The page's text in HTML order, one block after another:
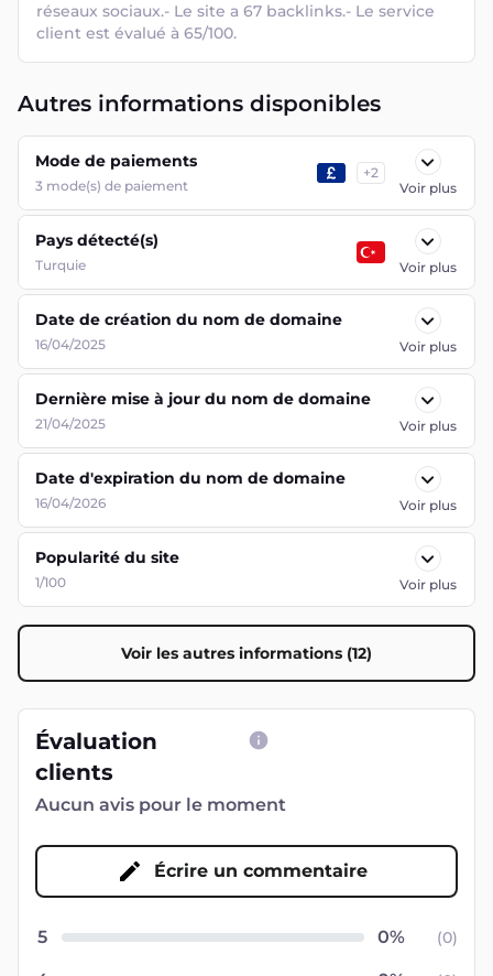
réseaux sociaux.- Le site a 67 backlinks.- Le service
client est évalué à 65/100.
Autres informations disponibles
Mode de paiements
3 mode(s) de paiement
+2
Voir plus
Pays détecté(s)
Turquie Voir plus
Date de création du nom de domaine
16/04/2025 Voir plus
Dernière mise à jour du nom de domaine
21/04/2025 Voir plus
Date d'expiration du nom de domaine
16/04/2026 Voir plus
Popularité du site
1/100 Voir plus
Voir les autres informations (12)
Évaluation
clients
Aucun avis pour le moment
Écrire un commentaire
5 (0)